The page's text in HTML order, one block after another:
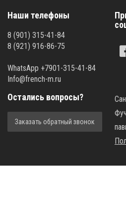
Наши телефоны
8 (901) 315-41-84
8 (921) 916-86-75
WhatsApp +7901-315-41-84
Info@french-m.ru
Остались вопросы?
Заказать обратный звонок